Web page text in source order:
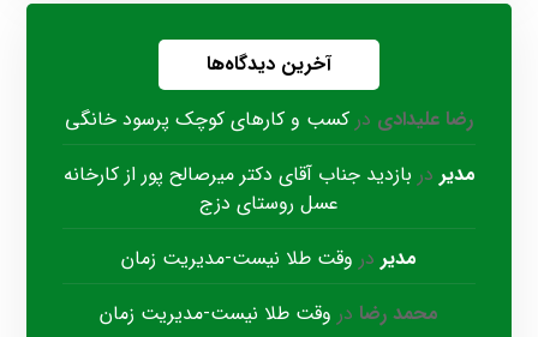
آخرین دیدگاه‌ها
رضا علیدادی در کسب و کارهای کوچک پرسود خانگی
مدیر در بازدید جناب آقای دکتر میرصالح پور از کارخانه
عسل روستای دزج
مدیر در وقت طلا نیست-مدیریت زمان
محمد رضا در وقت طلا نیست-مدیریت زمان